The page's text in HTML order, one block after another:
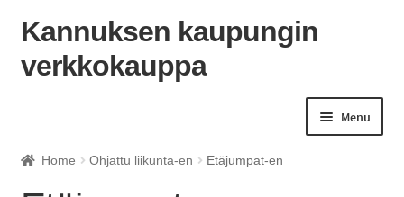
Skip
Skip
Kannuksen kaupungin
verkkokauppa
Menu
Home Ohjattu liikunta-en Etäjumpat-en